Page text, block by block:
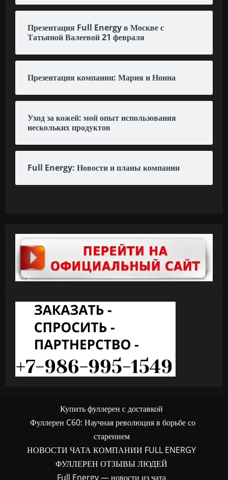
Презентация Full Energy в Москве с
Татьяной Валеевой 21 февраля
Презентация компании: Мария и Нонна
Уход за кожей: мой опыт использования
нескольких продуктов
Full Energy: Новости и планы компании
Купить фуллерен с доставкой
Фуллерен C60: Научная революция в борьбе со
старением
НОВОСТИ ЧАТА КОМПАНИИ FULL ENERGY
ФУЛЛЕРЕН ОТЗЫВЫ ЛЮДЕЙ
Full Energy — новости из чата